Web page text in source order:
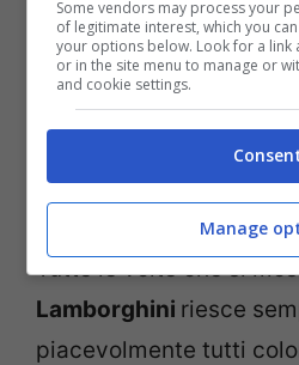
Instagram)
Tutte le volte che si
Lamborghini riesce
piacevolmente tutti
Some vendors may process your
of legitimate interest, which you
your options below. Look for a link
or in the site menu to manage or
and cookie settings.
Manage